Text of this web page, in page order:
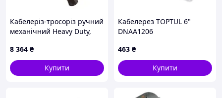
Кабелеріз-тросоріз ручний
механічний Heavy Duty,
(ножиці секторні)
СТАНДАРТ
8 364 ₴
Купити
Кабелерез TOPTUL 6"
DNAA1206
463 ₴
Купити